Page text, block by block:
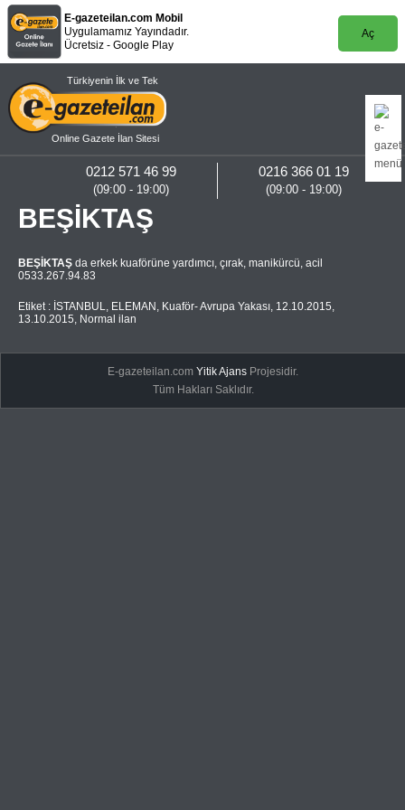
E-gazeteilan.com Mobil
Uygulamamız Yayındadır.
Ücretsiz - Google Play
Aç
Türkiyenin İlk ve Tek
Online Gazete İlan Sitesi
0216 366 01 19
(09:00 - 19:00)
0212 571 46 99
(09:00 - 19:00)
BEŞİKTAŞ
BEŞİKTAŞ da erkek kuaförüne yardımcı, çırak, manikürcü, acil
0533.267.94.83
Etiket : İSTANBUL, ELEMAN , Kuaför- Avrupa Yakası, 12.10.2015,
13.10.2015, Normal ilan
E-gazeteilan.comYitik Ajans Projesidir.
Tüm Hakları Saklıdır.